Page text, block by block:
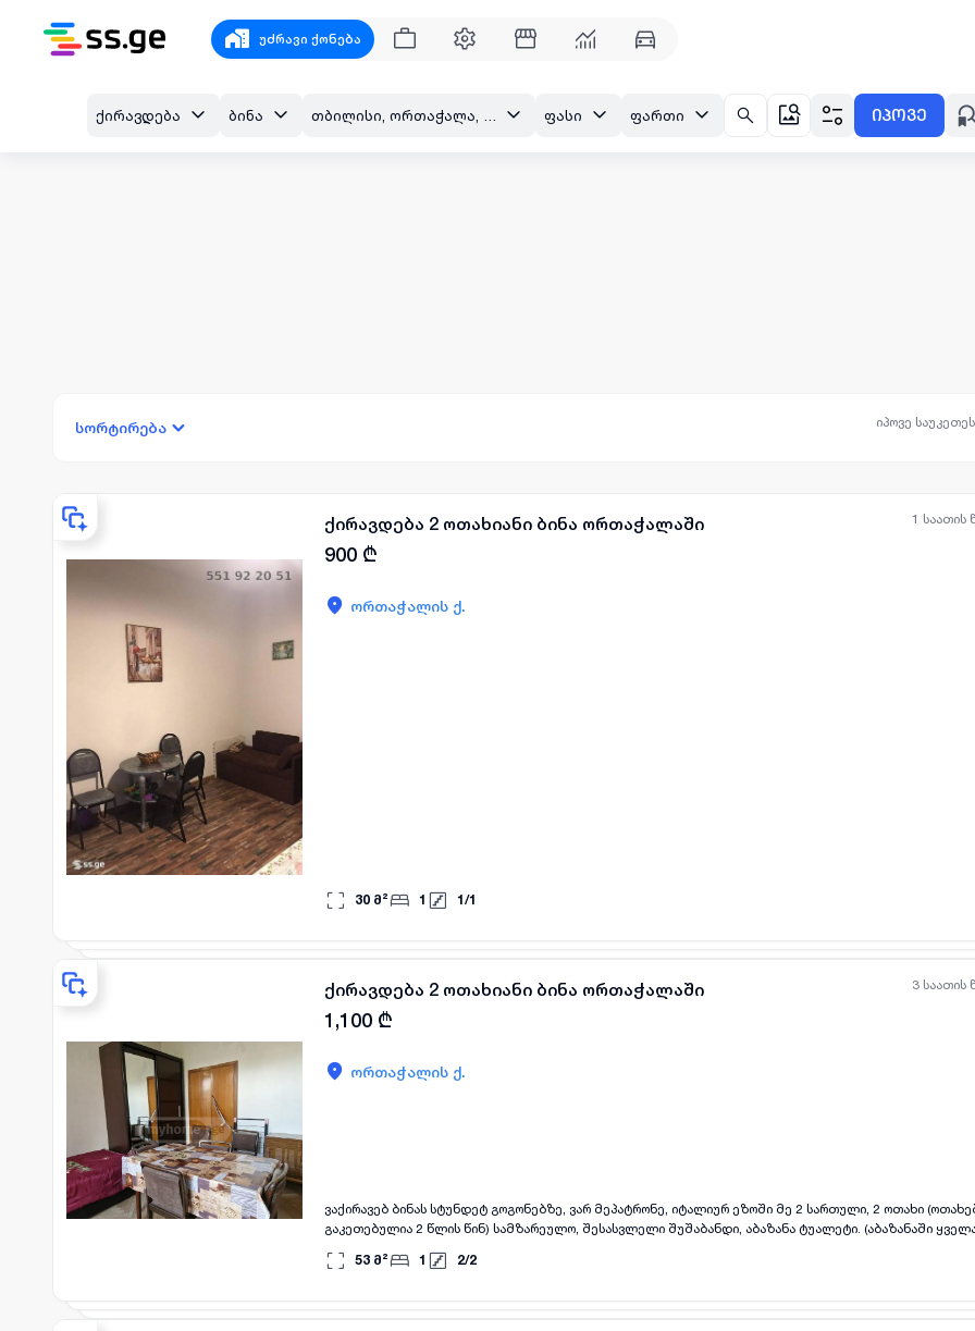
უძრავი ქონება
ქირავდება ბინა ფასი ფართი იპოვე
სორტირება იპოვე
1 საათის
ქირავდება 2 ოთახიანი ბინა ორთაჭალაში
900 ₾
ორთაჭალის ქ.
30 მ² 1 1/1
3 საათის
ქირავდება 2 ოთახიანი ბინა ორთაჭალაში
1,100 ₾
ორთაჭალის ქ.
ვაქირავებ ბინას სტუნდეტ გოგონებზე, ვარ მეპატრონე, იტალიურ ეზოში მე 2 სართული, 2 ოთახი
გაკეთებულია 2 წლის წინ) სამზარეულო, შესასვლელი შუშაბანდი, აბაზანა ტუალეტი. (აბაზანაში
კვირის გამოცვლილი, უნიტაზი, ნიჟარა, ონკანები, "დუში",- საერთოდ უხმარია ) პ.ს. არ განიხილება,
მქირავებელი, ცხოველთან (ძაღლი, კატა) ერთად მობინადრე, ბიჭები. 2 თვის წინასწარ გადახდით
53 მ² 1 2/2